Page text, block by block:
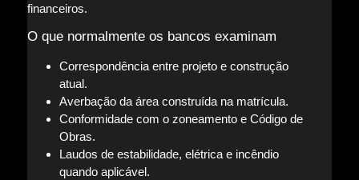
financeiros.
O que normalmente os bancos examinam
Correspondência entre projeto e construção
atual.
Averbação da área construída na matrícula.
Conformidade com o zoneamento e Código de
Obras.
Laudos de estabilidade, elétrica e incêndio
quando aplicável.